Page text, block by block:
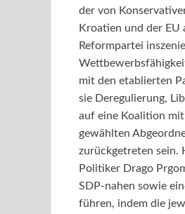
der von
Kroatien und der EU
Reformpartei
mit den etablierten
sie Deregulierung,
auf eine Koalition
gewählten
zurückgetreten sein.
Politiker Drago
SDP-nahen sowie
führen, indem die